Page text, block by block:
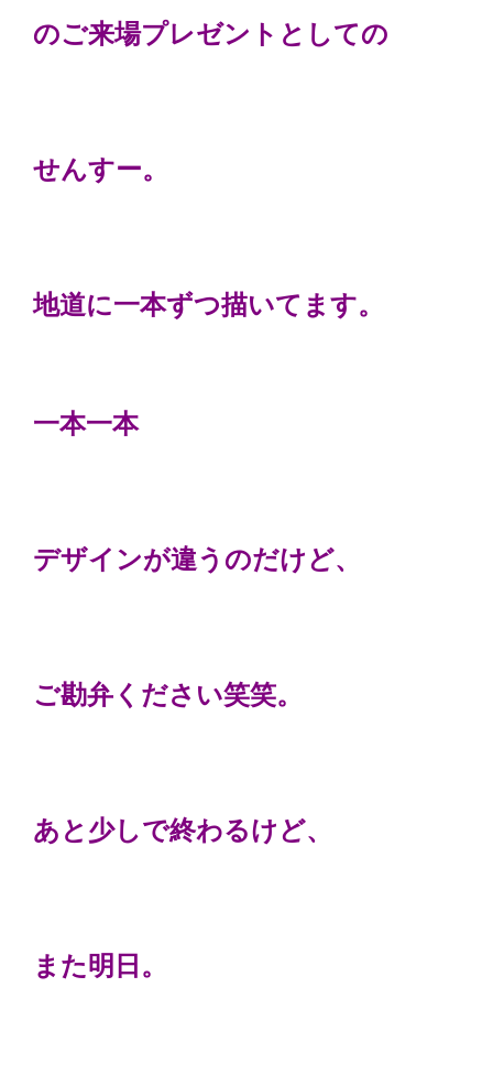
のご来場プレゼントとしての
せんすー。
地道に一本ずつ描いてます。
一本一本
デザインが違うのだけど、
ご勘弁ください笑笑。
あと少しで終わるけど、
また明日。